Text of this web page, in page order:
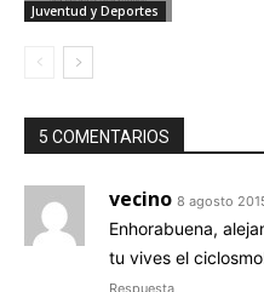
Juventud y Deportes
5 COMENTARIOS
vecino 8 agosto
Enhorabuena,
tu vives el
Respuesta